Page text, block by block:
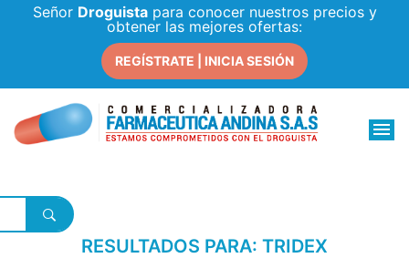
Señor Droguistapara conocer nuestros precios y
obtener las mejores ofertas:
REGÍSTRATE | INICIA SESIÓN
RESULTADOS PARA: TRIDEX